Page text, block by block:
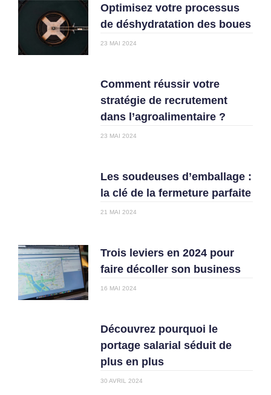
Optimisez votre processus
de déshydratation des boues
23 MAI 2024
Comment réussir votre
stratégie de recrutement
dans l’agroalimentaire ?
23 MAI 2024
Les soudeuses d’emballage :
la clé de la fermeture parfaite
21 MAI 2024
Trois leviers en 2024 pour
faire décoller son business
16 MAI 2024
Découvrez pourquoi le
portage salarial séduit de
plus en plus
30 AVRIL 2024